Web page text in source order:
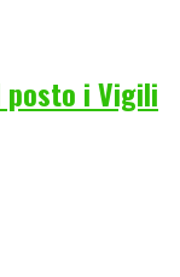
posto i Vigili